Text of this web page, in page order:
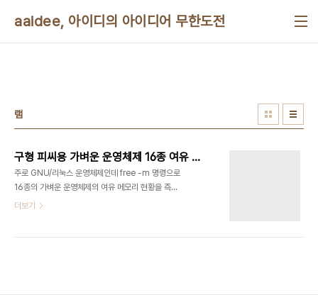
aaidee, 아이디의 아이디어 무한도전
램
구형 피씨용 가벼운 운영체제 16종 여유 메모리 비교
주로 GNU/리눅스 운영체제인데 free -m 명령으로
16종의 가벼운 운영체제의 여유 메모리 현황을 측정
했다.결론은 가벼운 GNU/리눅스 중에서 제일 많이
더보기